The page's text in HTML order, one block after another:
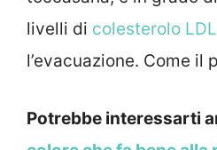
livelli di colesterolo LDL
l’evacuazione. Come il
Potrebbe interessarti